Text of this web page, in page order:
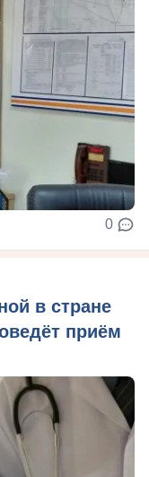
0
в стране
приём